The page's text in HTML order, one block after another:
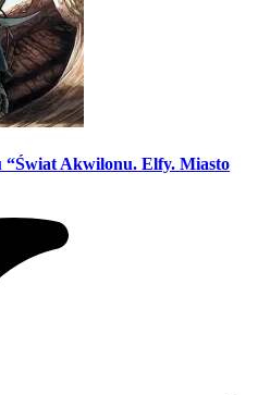
“Świat Akwilonu. Elfy. Miasto